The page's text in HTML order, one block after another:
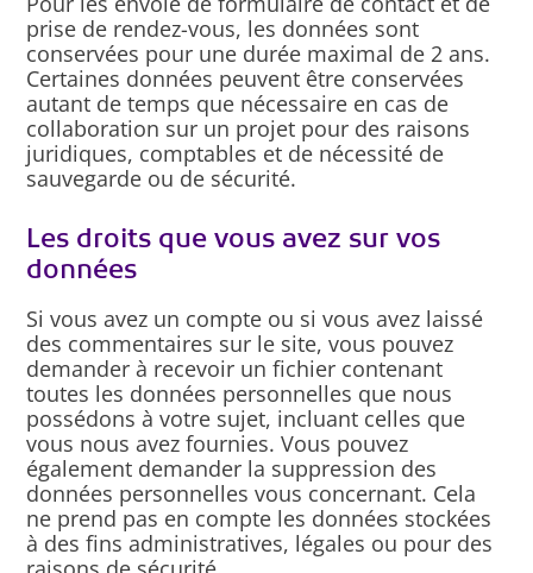
prise de rendez-vous, les données sont
conservées pour une durée maximal de 2 ans.
Certaines données peuvent être conservées
autant de temps que nécessaire en cas de
collaboration sur un projet pour des raisons
juridiques, comptables et de nécessité de
sauvegarde ou de sécurité.
Les droits que vous avez sur vos
données
Si vous avez un compte ou si vous avez laissé
des commentaires sur le site, vous pouvez
demander à recevoir un fichier contenant
toutes les données personnelles que nous
possédons à votre sujet, incluant celles que
vous nous avez fournies. Vous pouvez
également demander la suppression des
données personnelles vous concernant. Cela
ne prend pas en compte les données stockées
à des fins administratives, légales ou pour des